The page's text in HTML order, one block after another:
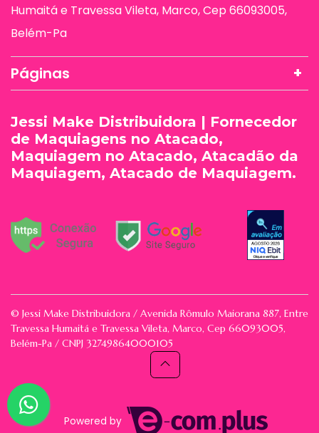
Humaitá e Travessa Vileta, Marco, Cep 66093005,
Belém-Pa
Páginas
Jessi Make Distribuidora | Fornecedor
de Maquiagens no Atacado,
Maquiagem no Atacado, Atacadão da
Maquiagem, Atacado de Maquiagem.
© Jessi Make Distribuidora / Avenida Rômulo Maiorana 887, Entre
Travessa Humaitá e Travessa Vileta, Marco, Cep 66093005,
Belém-Pa / CNPJ 32749864000105
Powered by